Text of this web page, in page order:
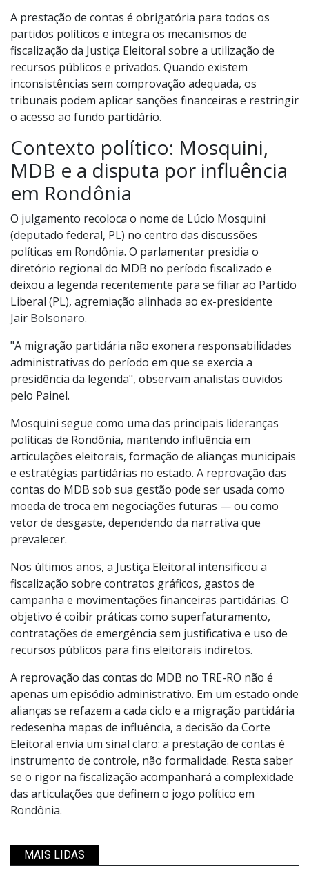
A prestação de contas é obrigatória para todos os
partidos políticos e integra os mecanismos de
fiscalização da Justiça Eleitoral sobre a utilização de
recursos públicos e privados. Quando existem
inconsistências sem comprovação adequada, os
tribunais podem aplicar sanções financeiras e restringir
o acesso ao fundo partidário.
Contexto político: Mosquini,
MDB e a disputa por influência
em Rondônia
O julgamento recoloca o nome de Lúcio Mosquini
(deputado federal, PL) no centro das discussões
políticas em Rondônia. O parlamentar presidia o
diretório regional do MDB no período fiscalizado e
deixou a legenda recentemente para se filiar ao Partido
Liberal (PL), agremiação alinhada ao ex-presidente
Jair Bolsonaro.
"A migração partidária não exonera responsabilidades
administrativas do período em que se exercia a
presidência da legenda", observam analistas ouvidos
pelo Painel.
Mosquini segue como uma das principais lideranças
políticas de Rondônia, mantendo influência em
articulações eleitorais, formação de alianças municipais
e estratégias partidárias no estado. A reprovação das
contas do MDB sob sua gestão pode ser usada como
moeda de troca em negociações futuras — ou como
vetor de desgaste, dependendo da narrativa que
prevalecer.
Nos últimos anos, a Justiça Eleitoral intensificou a
fiscalização sobre contratos gráficos, gastos de
campanha e movimentações financeiras partidárias. O
objetivo é coibir práticas como superfaturamento,
contratações de emergência sem justificativa e uso de
recursos públicos para fins eleitorais indiretos.
A reprovação das contas do MDB no TRE-RO não é
apenas um episódio administrativo. Em um estado onde
alianças se refazem a cada ciclo e a migração partidária
redesenha mapas de influência, a decisão da Corte
Eleitoral envia um sinal claro: a prestação de contas é
instrumento de controle, não formalidade. Resta saber
se o rigor na fiscalização acompanhará a complexidade
das articulações que definem o jogo político em
Rondônia.
MAIS LIDAS